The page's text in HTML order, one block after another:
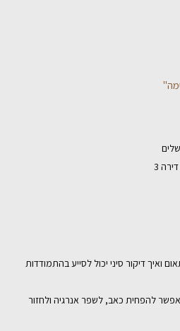
ואיך דיקור סיני יכול לסייע בהתמודדות
אפשר להפחית כאב, לשפר אנרגיה ולחזור